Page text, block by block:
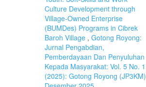
Culture Development through
Village-Owned Enterprise
(BUMDes) Programs in Cibrek
Baroh Village ,Gotong Royong:
Jurnal Pengabdian,
Pemberdayaan Dan Penyuluhan
Kepada Masyarakat: Vol. 5 No. 1
(2025): Gotong Royong (JP3KM)